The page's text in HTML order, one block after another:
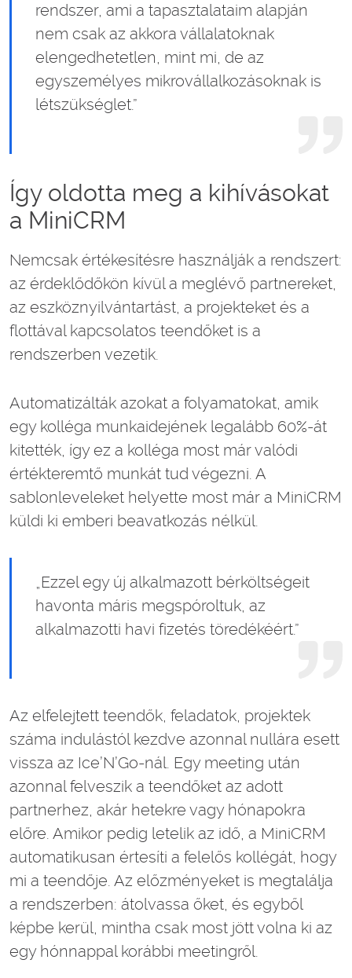
rendszer, ami a tapasztalataim alapján
nem csak az akkora vállalatoknak
elengedhetetlen, mint mi, de az
egyszemélyes mikrovállalkozásoknak is
létszükséglet.”
Így oldotta meg a kihívásokat
a MiniCRM
Nemcsak értékesítésre használják a rendszert:
az érdeklődőkön kívül a meglévő partnereket,
az eszköznyilvántartást, a projekteket és a
flottával kapcsolatos teendőket is a
rendszerben vezetik.
Automatizálták azokat a folyamatokat, amik
egy kolléga munkaidejének legalább 60%-át
kitették, így ez a kolléga most már valódi
értékteremtő munkát tud végezni. A
sablonleveleket helyette most már a MiniCRM
küldi ki emberi beavatkozás nélkül.
„Ezzel egy új alkalmazott bérköltségeit
havonta máris megspóroltuk, az
alkalmazotti havi fizetés töredékéért.”
Az elfelejtett teendők, feladatok, projektek
száma indulástól kezdve azonnal nullára esett
vissza az Ice’N’Go-nál. Egy meeting után
azonnal felveszik a teendőket az adott
partnerhez, akár hetekre vagy hónapokra
előre. Amikor pedig letelik az idő, a MiniCRM
automatikusan értesíti a felelős kollégát, hogy
mi a teendője. Az előzményeket is megtalálja
a rendszerben: átolvassa őket, és egyből
képbe kerül, mintha csak most jött volna ki az
egy hónnappal korábbi meetingről.